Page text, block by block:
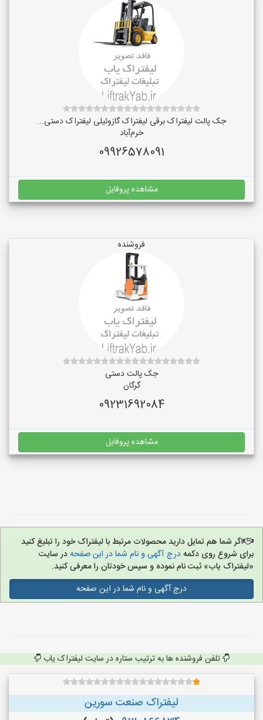
جک پالت لیفتراک برقی لیفتراک گازوئیلی لیفتراک دستی...
خرم‌آباد
09926578091
مشاهده پروفایل
فروشنده
جک پالت دستی
گرگان
09231692084
مشاهده پروفایل
اگر شما هم تمایل دارید محصولات مرتبط با لیفتراک خود را تبلیغ کنید
برای شروع روی دکمهدرج آگهی و نام شما در این صفحهدر سایت
«لیفتراک یاب» ثبت نام نموده و سپس خودتان را معرفی کنید.
درج آگهی و نام شما در این صفحه
تلفن فروشنده ها به ترتیب ستاره در سایت لیفتراک یاب
لیفتراک صنعت سورین